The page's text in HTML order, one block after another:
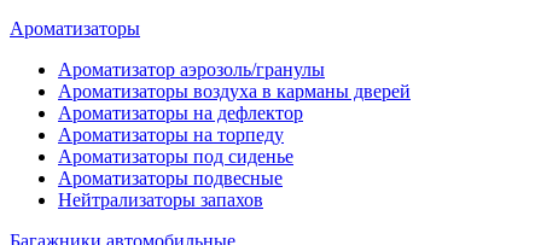
Ароматизаторы
Ароматизатор аэрозоль/гранулы
Ароматизаторы воздуха в карманы дверей
Ароматизаторы на дефлектор
Ароматизаторы на торпеду
Ароматизаторы под сиденье
Ароматизаторы подвесные
Нейтрализаторы запахов